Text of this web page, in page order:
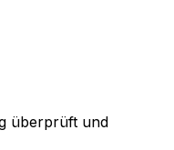
überprüft und